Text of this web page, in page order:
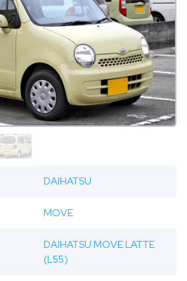
DAIHATSU
MOVE
DAIHATSU MOVE LATTE
(L55)